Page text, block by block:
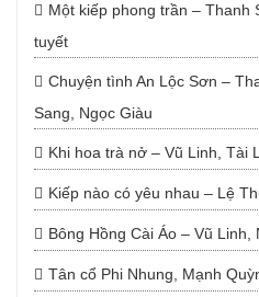
Một kiếp phong trần – Thanh
tuyết
Chuyện tình An Lộc Sơn –
Sang, Ngọc Giàu
Khi hoa trà nở – Vũ Linh, Tài
Kiếp nào có yêu nhau – Lệ
Bông Hồng Cài Áo – Vũ Linh,
Tân cổ Phi Nhung, Mạnh